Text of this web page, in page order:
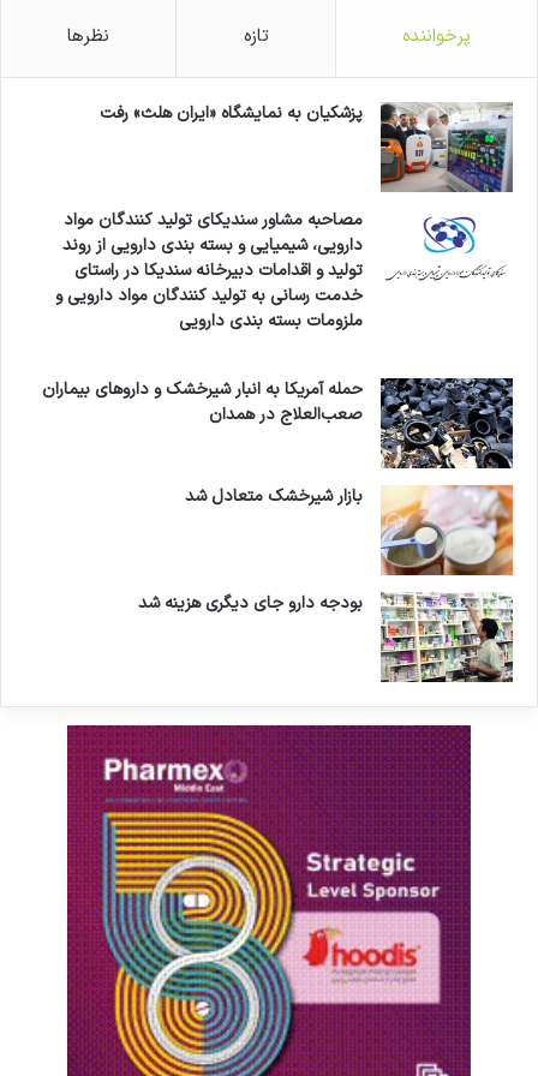
که در تقسیم سلولی نقش دارد و میزان بالای آن با
بیماری سرطان مرتبط است. این ماده همچنین برای
توانایی‌اش در مهار رشد تومور مورد بررسی قرار گرفته
است.
تخمه هندوانه حاوی میزان زیادی منیزیم است که به
پاک‌سازی روده و پوست کمک می‌کند. این ماده
همچنین برای درمان جوش مفید است. منیزیم از
می‌کند.
میوه‌ای کم‌کالری مناسب برای رژیم‌های لاغری
هندوانه یکی از کم‌کالری‌ترین میوه‌ها به شمار می‌رود.
همان‌طور که گفته شد در هر پیمانه از هندوانه که
این میزان کالری از کم شیرین‌ترین میوه‌ها مانند
انواع بری نیز کمتر است.
پرخواننده تازه نظرها
پزشکیان به نمایشگاه «ایران هلث» رفت
مصاحبه مشاور سندیکای تولید کنندگان مواد
دارویی، شیمیایی و بسته بندی دارویی از روند
تولید و اقدامات دبیرخانه سندیکا در راستای
خدمت رسانی به تولید کنندگان مواد دارویی و
ملزومات بسته بندی دارویی
حمله آمریکا به انبار شیرخشک و داروهای بیماران
صعب‌العلاج در همدان
بازار شیرخشک متعادل شد
بودجه دارو جای دیگری هزینه شد